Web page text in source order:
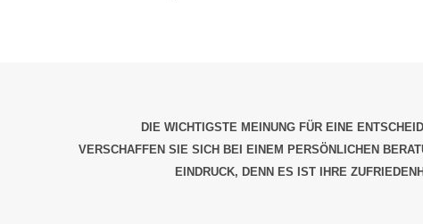
DIE WICHTIGSTE MEINUNG FÜR EINE
VERSCHAFFEN SIE SICH BEI EINEM PERSÖNLICHEN
EINDRUCK, DENN ES IST IHRE